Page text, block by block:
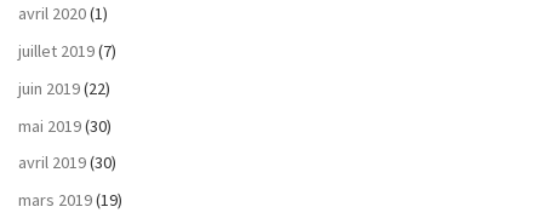
avril 2020(1)
juillet 2019(7)
juin 2019(22)
mai 2019(30)
avril 2019(30)
mars 2019(19)